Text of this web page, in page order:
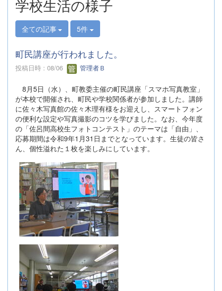
学校生活の様子
全ての記事 5件
町民講座が行われました。
投稿日時 : 08/06 管理者Ｂ
8月5日（水）、町教委主催の町民講座「スマホ写真教室」
が本校で開催され、町民や学校関係者が参加しました。講師
に佐々木写真館の佐々木理有様をお迎えし、スマートフォン
の便利な設定や写真撮影のコツを学びました。なお、今年度
の「佐呂間高校生フォトコンテスト」のテーマは「自由」、
応募期間は令和9年1月31日までとなっています。生徒の皆さ
ん、個性溢れた１枚を楽しみにしています。